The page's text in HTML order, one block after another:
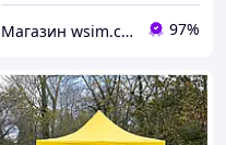
Магазин wsim.com.ua 97%